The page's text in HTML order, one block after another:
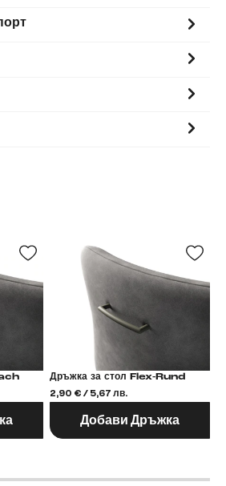
Flach Дръжка за стол Flex-Rund
2,90 € / 5,67 лв.
Добави Дръжка